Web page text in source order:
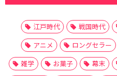
江戸時代 戦国時代
アニメ
ロングセラー
雑学
お菓子 幕末